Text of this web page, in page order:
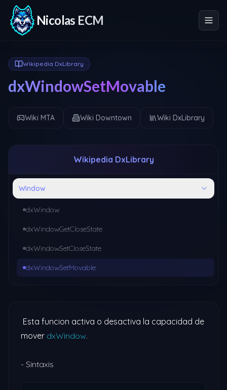
Nicolas ECM
Wikipedia DxLibrary
dxWindowSetMovable
Wiki MTA Wiki Downtown Wiki DxLibrary
Wikipedia DxLibrary
Window
dxWindow
dxWindowGetCloseState
dxWindowSetCloseState
dxWindowSetMovable
Esta funcion activa o desactiva la capacidad de
mover dxWindow.
- Sintaxis